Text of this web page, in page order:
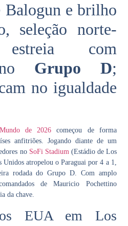
Balogun e brilho
seleção norte-
estreia com
no Grupo D;
no igualdade
de 2026 começou de forma
anfitriões. Jogando diante de um
no SoFi Stadium(Estádio de Los
Unidosatropelou o Paraguai por 4 a 1,
rodada doGrupo D. Com amplo
de Mauricio Pochettino
da chave.
EUA em Los